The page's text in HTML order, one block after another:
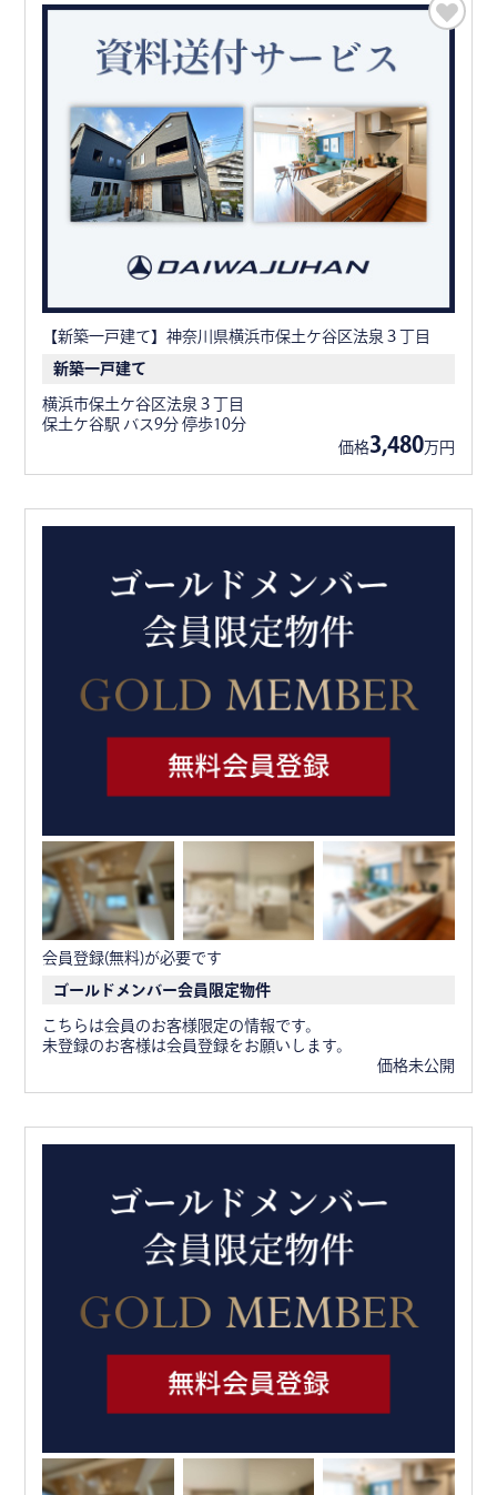
【新築一戸建て】神奈川県横浜市保土ケ谷区法泉３丁目
新築一戸建て
横浜市保土ケ谷区法泉３丁目
保土ケ谷駅 バス9分 停歩10分
価格3,480万円
会員登録(無料)が必要です
ゴールドメンバー会員限定物件
こちらは会員のお客様限定の情報です。
未登録のお客様は会員登録をお願いします。
価格未公開